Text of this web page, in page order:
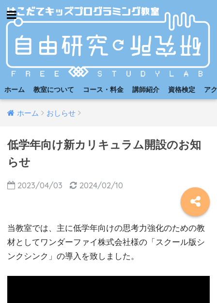
ホーム 教室について コース・料金 講師紹介 資格検定 ア
ホーム おしらせ
低学年向け新カリキュラム開設のお知
らせ
2023/04/03 2024/02/10
当教室では、主に低学年向けの思考力強化のための教
材としてワンダーファイ株式会社様の「スクール版シ
ンクシンク」の導入を致しました。